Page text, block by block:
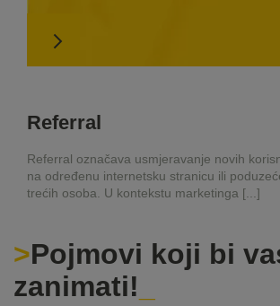
Referral
Referral označava usmjeravanje novih
na određenu internetsku stranicu ili
trećih osoba. U kontekstu marketinga [...]
Pojmovi koji bi
zanimati!